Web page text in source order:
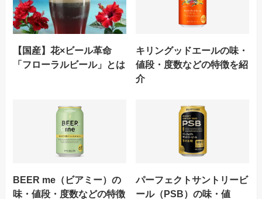
【国産】花×ビール革命
「フローラルビール」とは
キリングッドエールの味・
値段・度数などの特徴を紹
介
BEER me（ビアミー）の
味・値段・度数などの特徴
パーフェクトサントリービ
ール（PSB）の味・値